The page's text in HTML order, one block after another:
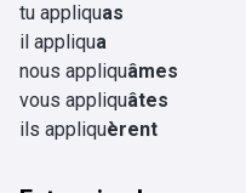
tu appliquas
il appliqua
nous appliquâmes
vous appliquâtes
ils appliquèrent